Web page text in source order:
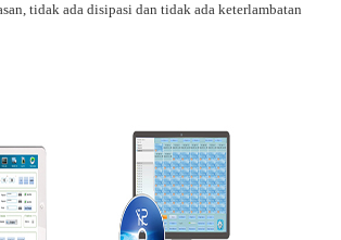
tidak ada disipasi dan tidak ada keterlambatan